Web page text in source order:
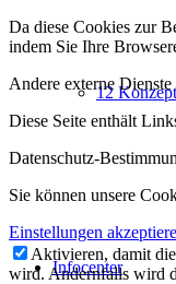
12
Infocenter
Da diese Cookies zur
indem Sie Ihre
Andere externe Dienste
Diese Seite enthält
Datenschutz-
Sie können unsere
Einstellungen
Aktivieren, damit
wird. Andernfalls wird